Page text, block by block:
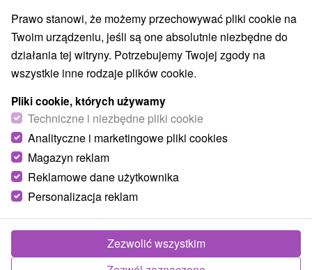
Ogrody zoologiczne i fermy zwierząt(1)
Muzea i galerie(4) Atrakcje turystyczne(13)
Atrakcje z adrenaliną (8) Kolejki linowe(1)
Tory bobslejowe(1) Jaskinie (5)
Wsie i miasta
Liptovský Ján (1) Bešeňová(1)
Prawo stanowi, że możemy przechowywać pliki cookie na
Twoim urządzeniu, jeśli są one absolutnie niezbędne do
działania tej witryny. Potrzebujemy Twojej zgody na
wszystkie inne rodzaje plików cookie.
Pliki cookie, których używamy
Techniczne i niezbędne pliki cookie
Analityczne i marketingowe pliki cookies
Magazyn reklam
Reklamowe dane użytkownika
Personalizacja reklam
Zezwolić wszystkim